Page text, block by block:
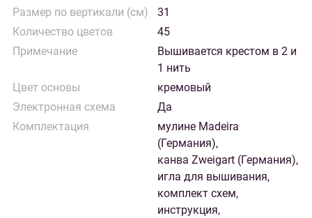
Размер по вертикали (см)
31
Количество цветов
45
Примечание
Вышивается крестом в 2 и
1 нить
Цвет основы
кремовый
Электронная схема
Да
Комплектация
мулине Madeira
(Германия),
канва Zweigart (Германия),
игла для вышивания,
комплект схем,
инструкция,